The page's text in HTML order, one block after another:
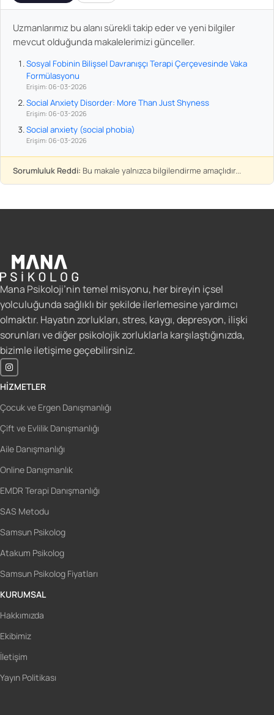
Uzmanlarımız bu alanı sürekli takip eder ve yeni bilgiler
mevcut olduğunda makalelerimizi günceller.
Sosyal Fobinin Bilişsel Davranışçı Terapi Çerçevesinde Vaka
Formülasyonu
Erişim: 06-03-2026
Social Anxiety Disorder: More Than Just Shyness
Erişim: 06-03-2026
Social anxiety (social phobia)
Erişim: 06-03-2026
Sorumluluk Reddi: Bu makale yalnızca bilgilendirme amaçlıdır...
KURUMSAL
Hakkımızda
Ekibimiz
İletişim
Yayın Politikası
HIZMETLER
Çocuk ve Ergen Danışmanlığı
Çift ve Evlilik Danışmanlığı
Aile Danışmanlığı
Online Danışmanlık
EMDR Terapi Danışmanlığı
SAS Metodu
Samsun Psikolog
Atakum Psikolog
Samsun Psikolog Fiyatları
Mana Psikoloji’nin temel misyonu, her bireyin içsel
yolculuğunda sağlıklı bir şekilde ilerlemesine yardımcı
olmaktır. Hayatın zorlukları, stres, kaygı, depresyon, ilişki
sorunları ve diğer psikolojik zorluklarla karşılaştığınızda,
bizimle iletişime geçebilirsiniz.